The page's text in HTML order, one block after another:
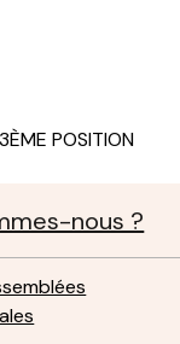
POSITION
nous ?